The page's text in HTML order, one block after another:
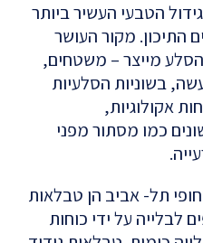
הטבעי העשיר ביותר
התיכון. מקור העושר
מייצר – משטחים,
בשוניות הסלעיות
אקולוגיות,
כמו מסתור מפני
תל- אביב הן טבלאות
לבלייה על ידי כוחות